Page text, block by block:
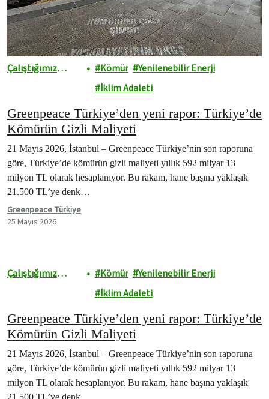
Çalıştığımız
Kömür
Yenilenebilir Enerji
İklim Adaleti
Greenpeace Türkiye’den yeni rapor: Türkiye’de
Kömürün Gizli Maliyeti
21 Mayıs 2026, İstanbul – Greenpeace Türkiye’nin son raporuna
göre, Türkiye’de kömürün gizli maliyeti yıllık 592 milyar 13
milyon TL olarak hesaplanıyor. Bu rakam, hane başına yaklaşık
21.500 TL’ye denk…
Greenpeace Türkiye
25 Mayıs 2026
Çalıştığımız
Kömür
Yenilenebilir Enerji
İklim Adaleti
Greenpeace Türkiye’den yeni rapor: Türkiye’de
Kömürün Gizli Maliyeti
21 Mayıs 2026, İstanbul – Greenpeace Türkiye’nin son raporuna
göre, Türkiye’de kömürün gizli maliyeti yıllık 592 milyar 13
milyon TL olarak hesaplanıyor. Bu rakam, hane başına yaklaşık
21.500 TL’ye denk…